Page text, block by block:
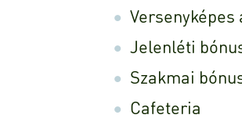
Versenyképes
Jelenléti
Szakmai
Cafeteria